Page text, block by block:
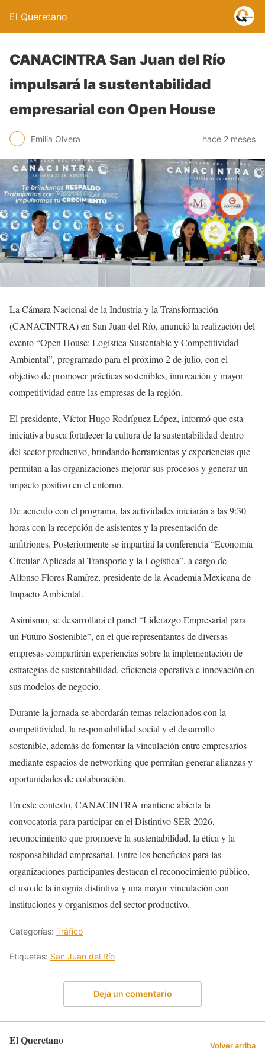
El Queretano
CANACINTRA San Juan del Río
impulsará la sustentabilidad
empresarial con Open House
Emilia Olvera hace 2 meses
La Cámara Nacional de la Industria y la Transformación
(CANACINTRA) en San Juan del Río, anunció la realización del
evento “Open House: Logística Sustentable y Competitividad
Ambiental”, programado para el próximo 2 de julio, con el
objetivo de promover prácticas sostenibles, innovación y mayor
competitividad entre las empresas de la región.
El presidente, Víctor Hugo Rodríguez López, informó que esta
iniciativa busca fortalecer la cultura de la sustentabilidad dentro
del sector productivo, brindando herramientas y experiencias que
permitan a las organizaciones mejorar sus procesos y generar un
impacto positivo en el entorno.
De acuerdo con el programa, las actividades iniciarán a las 9:30
horas con la recepción de asistentes y la presentación de
anfitriones. Posteriormente se impartirá la conferencia “Economía
Circular Aplicada al Transporte y la Logística”, a cargo de
Alfonso Flores Ramírez, presidente de la Academia Mexicana de
Impacto Ambiental.
Asimismo, se desarrollará el panel “Liderazgo Empresarial para
un Futuro Sostenible”, en el que representantes de diversas
empresas compartirán experiencias sobre la implementación de
estrategias de sustentabilidad, eficiencia operativa e innovación en
sus modelos de negocio.
Durante la jornada se abordarán temas relacionados con la
competitividad, la responsabilidad social y el desarrollo
sostenible, además de fomentar la vinculación entre empresarios
mediante espacios de networking que permitan generar alianzas y
oportunidades de colaboración.
En este contexto, CANACINTRA mantiene abierta la
convocatoria para participar en el Distintivo SER 2026,
reconocimiento que promueve la sustentabilidad, la ética y la
responsabilidad empresarial. Entre los beneficios para las
organizaciones participantes destacan el reconocimiento público,
el uso de la insignia distintiva y una mayor vinculación con
instituciones y organismos del sector productivo.
Categorías: Tráfico
Etiquetas: San Juan del Río
Deja un comentario
El Queretano Volver arriba